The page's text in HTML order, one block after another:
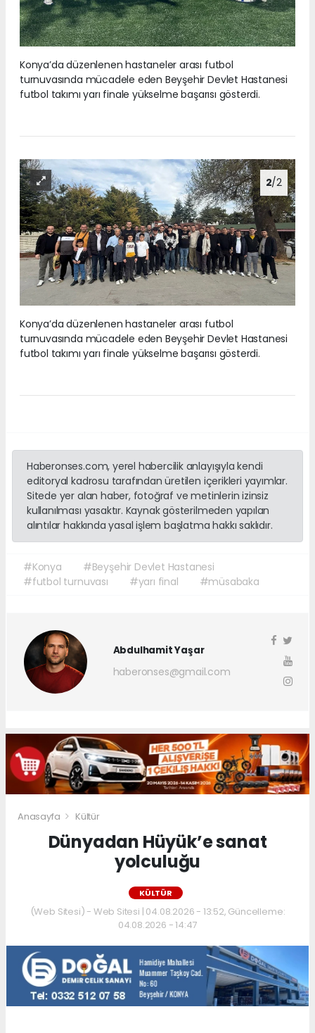
Konya’da düzenlenen hastaneler arası futbol
turnuvasında mücadele eden Beyşehir Devlet Hastanesi
futbol takımı yarı finale yükselme başarısı gösterdi.
2/2
Konya’da düzenlenen hastaneler arası futbol
turnuvasında mücadele eden Beyşehir Devlet Hastanesi
futbol takımı yarı finale yükselme başarısı gösterdi.
Haberonses.com, yerel habercilik anlayışıyla kendi
editoryal kadrosu tarafından üretilen içerikleri yayımlar.
Sitede yer alan haber, fotoğraf ve metinlerin izinsiz
kullanılması yasaktır. Kaynak gösterilmeden yapılan
alıntılar hakkında yasal işlem başlatma hakkı saklıdır.
#Konya
#Beyşehir Devlet Hastanesi
#futbol turnuvası
#yarı final #müsabaka
Abdulhamit Yaşar
haberonses@gmail.com
Anasayfa Kültür
Dünyadan Hüyük’e sanat
yolculuğu
KÜLTÜR
(Web Sitesi) - Web Sitesi | 04.08.2026 - 13:52, Güncelleme:
04.08.2026 - 14:47